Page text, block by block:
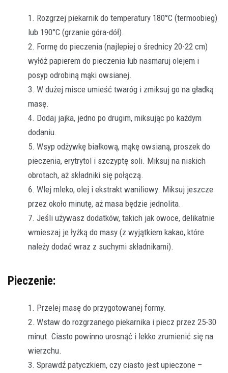
Rozgrzej piekarnik do temperatury 180°C (termoobieg)
lub 190°C (grzanie góra-dół).
Formę do pieczenia (najlepiej o średnicy 20-22 cm)
wyłóż papierem do pieczenia lub nasmaruj olejem i
posyp odrobiną mąki owsianej.
W dużej misce umieść twaróg i zmiksuj go na gładką
masę.
Dodaj jajka, jedno po drugim, miksując po każdym
dodaniu.
Wsyp odżywkę białkową, mąkę owsianą, proszek do
pieczenia, erytrytol i szczyptę soli. Miksuj na niskich
obrotach, aż składniki się połączą.
Wlej mleko, olej i ekstrakt waniliowy. Miksuj jeszcze
przez około minutę, aż masa będzie jednolita.
Jeśli używasz dodatków, takich jak owoce, delikatnie
wmieszaj je łyżką do masy (z wyjątkiem kakao, które
należy dodać wraz z suchymi składnikami).
Pieczenie:
Przelej masę do przygotowanej formy.
Wstaw do rozgrzanego piekarnika i piecz przez 25-30
minut. Ciasto powinno urosnąć i lekko zrumienić się na
wierzchu.
Sprawdź patyczkiem, czy ciasto jest upieczone –